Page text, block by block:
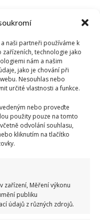
naši partneři používáme k
technologie jako
nám a našim
jako je chování při
Nesouhlas nebo
určité vlastnosti a funkce.
nebo proveďte
použity pouze na tomto
odvolání souhlasu,
kliknutím na tlačítko
zařízení, Měření výkonu
publiku
údajů z různých zdrojů.